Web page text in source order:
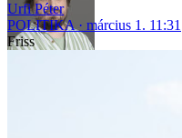
Urfi Péter
POLITIKA
március 1. 11:31
Friss